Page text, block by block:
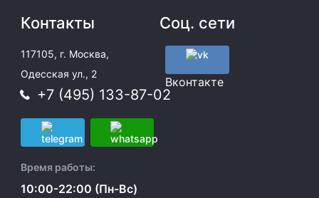
Контакты
117105, г. Москва,
Одесская ул., 2
+7 (495) 133-87-02
Время работы:
10:00-22:00 (Пн-Вс)
Соц. сети
Вконтакте